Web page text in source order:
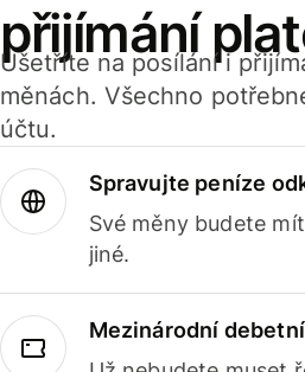
přijímání
Ušetříte na posílání i
měnách. Všechno
účtu.
Spravujte peníze
Své měny budete
jiné.
Mezinárodní